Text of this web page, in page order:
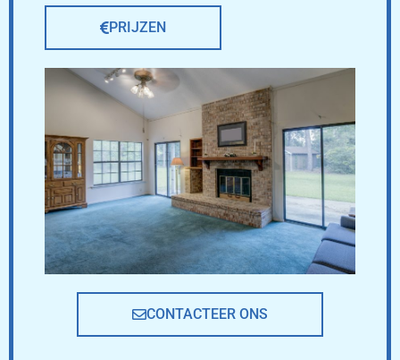
PRIJZEN
CONTACTEER ONS